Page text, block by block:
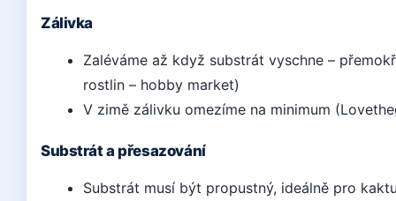
Zálivka
Zaléváme až když substrát vyschne –
rostlin – hobby market)
V zimě zálivku omezíme na minimum
Substrát a přesazování
Substrát musí být propustný, ideálně pro